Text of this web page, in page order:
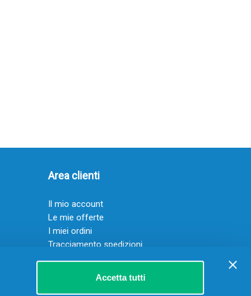
Accetta tutti
Area clienti
Il mio account
Le mie offerte
I miei ordini
Tracciamento spedizioni
Resi
Servizio clienti